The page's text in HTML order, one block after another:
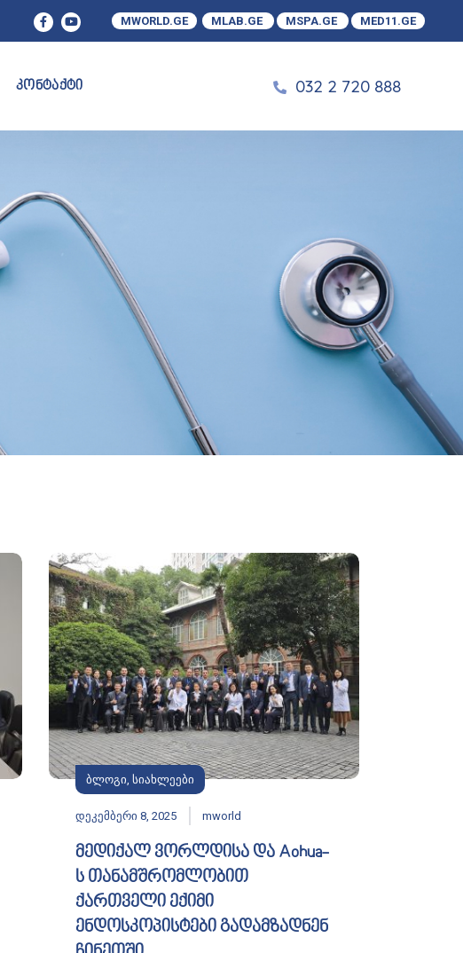
MWORLD.GE MLAB.GE MSPA.GE MED11.GE
კონტაქტი 032 2 720 888
ბლოგი, სიახლეები
დეკემბერი 8, 2025 mworld
მედიქალ ვორლდისა და Aohua-
ს თანამშრომლობით
ქართველი ექიმი
ენდოსკოპისტები გადამზადნენ